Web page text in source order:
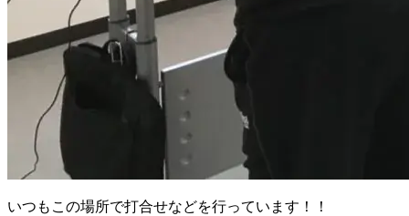
いつもこの場所で打合せなどを行っています！！